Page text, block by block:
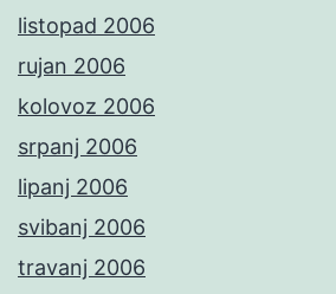
listopad 2006
rujan 2006
kolovoz 2006
srpanj 2006
lipanj 2006
svibanj 2006
travanj 2006